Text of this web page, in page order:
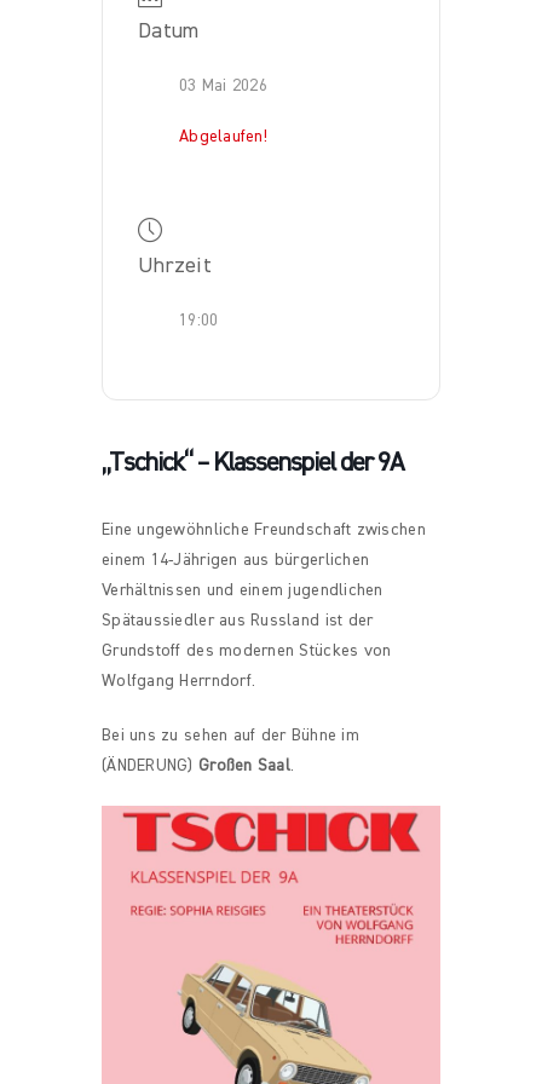
Datum
03 Mai 2026
Abgelaufen!
Uhrzeit
19:00
„Tschick“ – Klassenspiel der 9A
Eine ungewöhnliche Freundschaft zwischen
einem 14-Jährigen aus bürgerlichen
Verhältnissen und einem jugendlichen
Spätaussiedler aus Russland ist der
Grundstoff des modernen Stückes von
Wolfgang Herrndorf.
Bei uns zu sehen auf der Bühne im
(ÄNDERUNG) Großen Saal.